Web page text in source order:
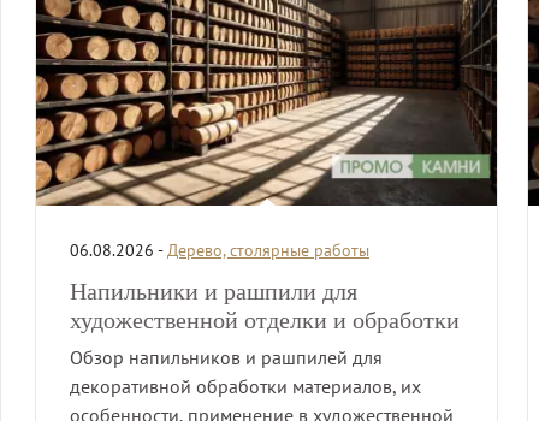
06.08.2026 -Дерево, столярные работы
Напильники и рашпили для
художественной отделки и обработки
Обзор напильников и рашпилей для
декоративной обработки материалов, их
особенности, применение в художественной